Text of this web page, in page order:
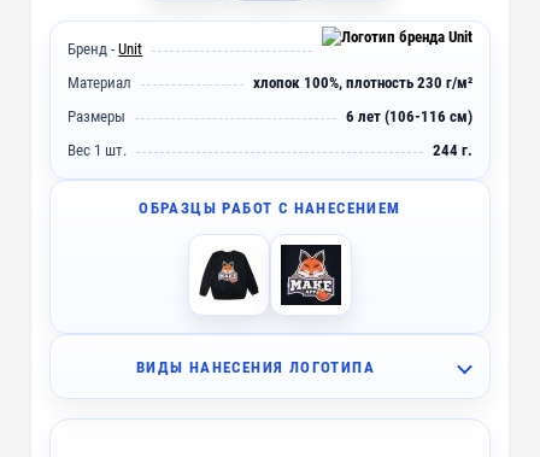
Бренд -Unit
Материал
хлопок 100%, плотность 230 г/м²
Размеры
6 лет (106-116 см)
Вес 1 шт.
244 г.
ВИДЫ НАНЕСЕНИЯ ЛОГОТИПА
I2 - Вышивка (10 цветов) ~ 4 дня
ОБРАЗЦЫ РАБОТ С НАНЕСЕНИЕМ